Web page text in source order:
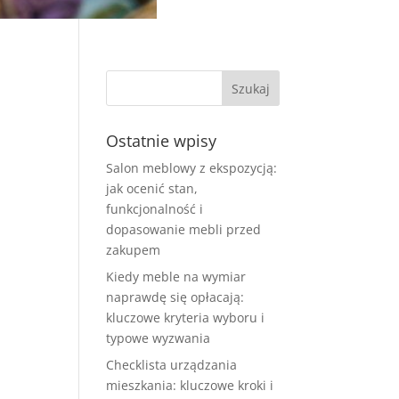
Ostatnie wpisy
Salon meblowy z ekspozycją:
jak ocenić stan,
funkcjonalność i
dopasowanie mebli przed
zakupem
Kiedy meble na wymiar
naprawdę się opłacają:
kluczowe kryteria wyboru i
typowe wyzwania
Checklista urządzania
mieszkania: kluczowe kroki i